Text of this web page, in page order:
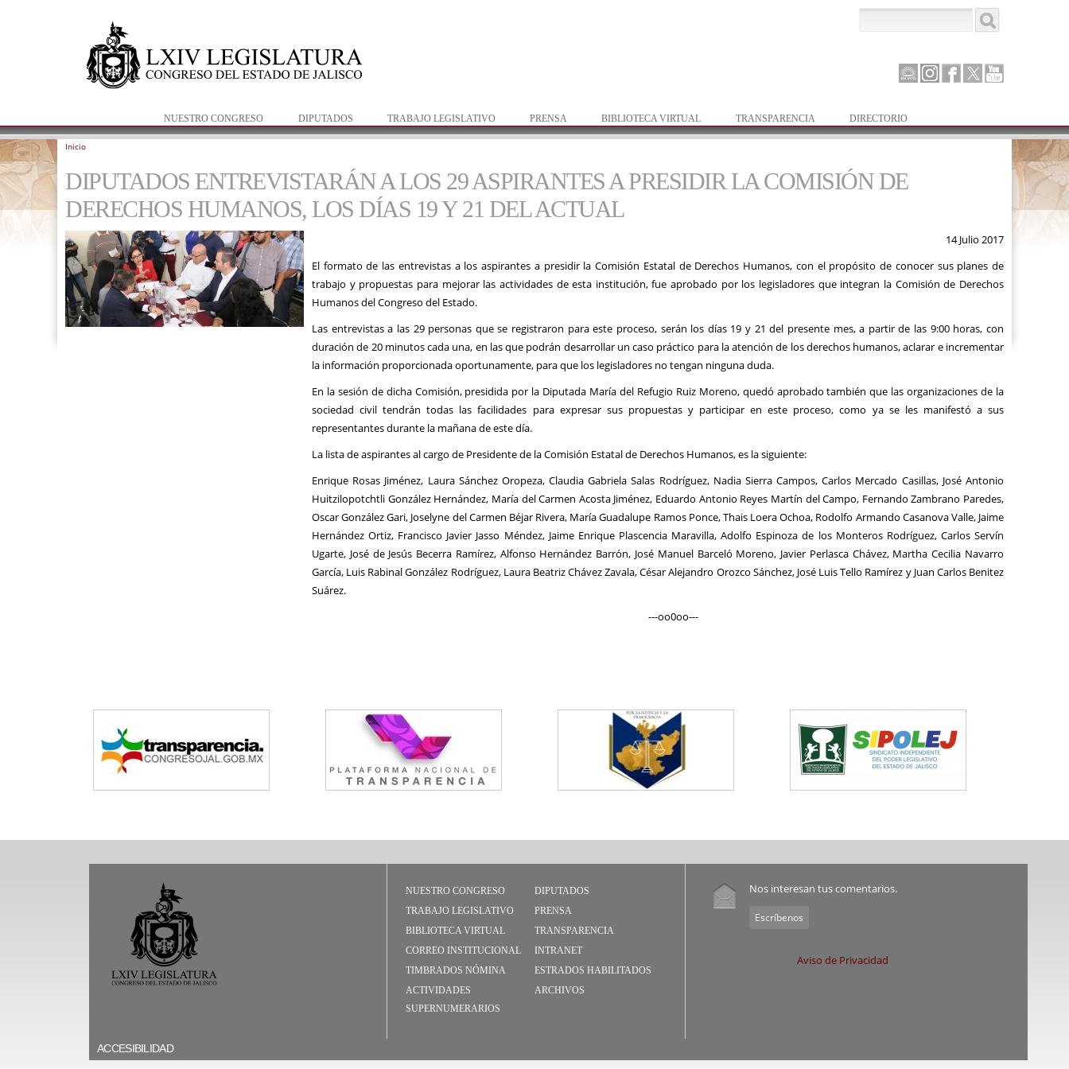
Formulario de
búsqueda
Canal
Instagram
Facebook
Twitter
NUESTRO CONGRESO DIPUTADOS TRABAJO LEGISLATIVO PRENSA BIBLIOTECA VIRTUAL TRANSPARENCIA DIRECTORIO
Inicio
DIPUTADOS ENTREVISTARÁN A LOS 29 ASPIRANTES A PRESIDIR LA COMISIÓN DE
DERECHOS HUMANOS, LOS DÍAS 19 Y 21 DEL ACTUAL
14 Julio 2017
El formato de las entrevistas a los aspirantes a presidir la Comisión Estatal de Derechos Humanos, con el propósito de conocer sus planes de
trabajo y propuestas para mejorar las actividades de esta institución, fue aprobado por los legisladores que integran la Comisión de Derechos
Humanos del Congreso del Estado.
Las entrevistas a las 29 personas que se registraron para este proceso, serán los días 19 y 21 del presente mes, a partir de las 9:00 horas, con
duración de 20 minutos cada una, en las que podrán desarrollar un caso práctico para la atención de los derechos humanos, aclarar e incrementar
la información proporcionada oportunamente, para que los legisladores no tengan ninguna duda.
En la sesión de dicha Comisión, presidida por la Diputada María del Refugio Ruiz Moreno, quedó aprobado también que las organizaciones de la
sociedad civil tendrán todas las facilidades para expresar sus propuestas y participar en este proceso, como ya se les manifestó a sus
representantes durante la mañana de este día.
La lista de aspirantes al cargo de Presidente de la Comisión Estatal de Derechos Humanos, es la siguiente:
Enrique Rosas Jiménez, Laura Sánchez Oropeza, Claudia Gabriela Salas Rodríguez, Nadia Sierra Campos, Carlos Mercado Casillas, José Antonio
Huitzilopotchtli González Hernández, María del Carmen Acosta Jiménez, Eduardo Antonio Reyes Martín del Campo, Fernando Zambrano Paredes,
Oscar González Gari, Joselyne del Carmen Béjar Rivera, María Guadalupe Ramos Ponce, Thais Loera Ochoa, Rodolfo Armando Casanova Valle, Jaime
Hernández Ortiz, Francisco Javier Jasso Méndez, Jaime Enrique Plascencia Maravilla, Adolfo Espinoza de los Monteros Rodríguez, Carlos Servín
Ugarte, José de Jesús Becerra Ramírez, Alfonso Hernández Barrón, José Manuel Barceló Moreno, Javier Perlasca Chávez, Martha Cecilia Navarro
García, Luis Rabinal González Rodríguez, Laura Beatriz Chávez Zavala, César Alejandro Orozco Sánchez, José Luis Tello Ramírez y Juan Carlos Benitez
Suárez.
---oo0oo---
NUESTRO CONGRESO
DIPUTADOS
TRABAJO LEGISLATIVO
PRENSA
BIBLIOTECA VIRTUAL
TRANSPARENCIA
CORREO INSTITUCIONAL
INTRANET
TIMBRADOS NÓMINA
ESTRADOS HABILITADOS
ACTIVIDADES
SUPERNUMERARIOS
ARCHIVOS
Nos interesan tus comentarios.
Escríbenos
Aviso de Privacidad
ACCESIBILIDAD